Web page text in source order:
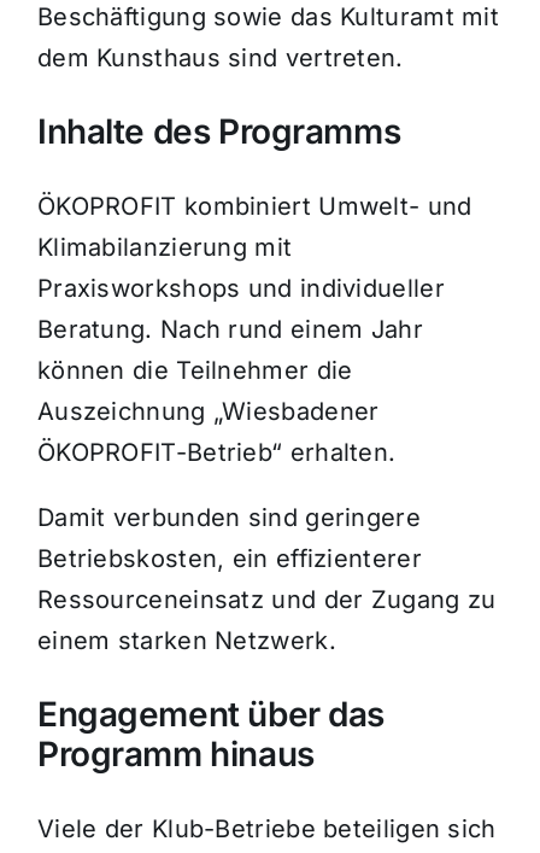
Beschäftigung sowie das Kulturamt mit
dem Kunsthaus sind vertreten.
Inhalte des Programms
ÖKOPROFIT kombiniert Umwelt- und
Klimabilanzierung mit
Praxisworkshops und individueller
Beratung. Nach rund einem Jahr
können die Teilnehmer die
Auszeichnung „Wiesbadener
ÖKOPROFIT-Betrieb“ erhalten.
Damit verbunden sind geringere
Betriebskosten, ein effizienterer
Ressourceneinsatz und der Zugang zu
einem starken Netzwerk.
Engagement über das
Programm hinaus
Viele der Klub-Betriebe beteiligen sich